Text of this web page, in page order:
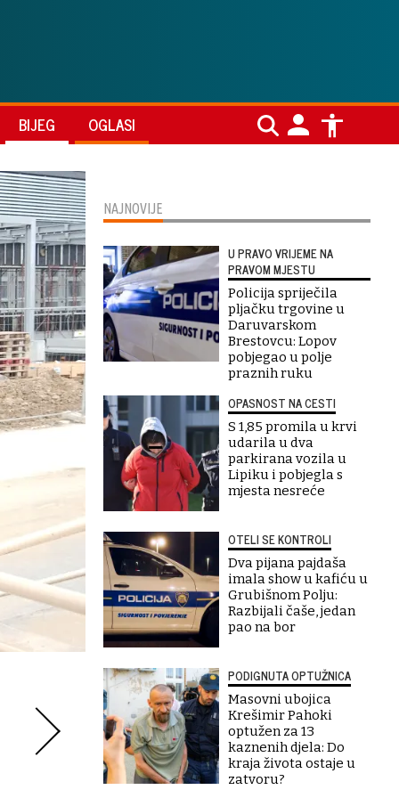
BIJEG OGLASI
NAJNOVIJE
U PRAVO VRIJEME NA
PRAVOM MJESTU
Policija spriječila
pljačku trgovine u
Daruvarskom
Brestovcu: Lopov
pobjegao u polje
praznih ruku
OPASNOST NA CESTI
S 1,85 promila u krvi
udarila u dva
parkirana vozila u
Lipiku i pobjegla s
mjesta nesreće
OTELI SE KONTROLI
Dva pijana pajdaša
imala show u kafiću u
Grubišnom Polju:
Razbijali čaše, jedan
pao na bor
PODIGNUTA OPTUŽNICA
Masovni ubojica
Krešimir Pahoki
optužen za 13
kaznenih djela: Do
kraja života ostaje u
zatvoru?